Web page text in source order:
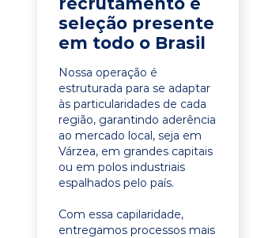
seleção presente
em todo o Brasil
Nossa operação é
estruturada para se adaptar
às particularidades de cada
região, garantindo aderência
ao mercado local, seja em
Várzea, em grandes capitais
ou em polos industriais
espalhados pelo país.
Com essa capilaridade,
entregamos processos mais